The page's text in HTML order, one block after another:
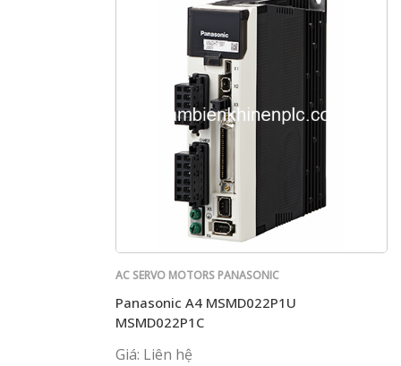
AC SERVO MOTORS PANASONIC
Panasonic A4 MSMD022P1U
MSMD022P1C
Giá: Liên hệ